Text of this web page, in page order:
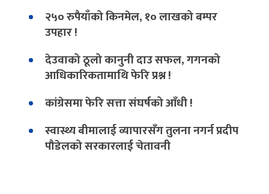
२५० रुपैयाँको किनमेल, १० लाखको बम्पर
उपहार !
देउवाको ठूलो कानुनी दाउ सफल, गगनको
आधिकारिकतामाथि फेरि प्रश्न !
कांग्रेसमा फेरि सत्ता संघर्षको आँधी !
स्वास्थ्य बीमालाई व्यापारसँग तुलना नगर्न प्रदीप
पौडेलको सरकारलाई चेतावनी